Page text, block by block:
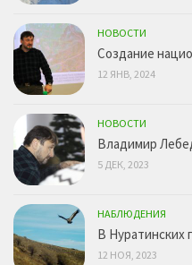
НОВОСТИ
Создание
12 ЯНВ, 2024
НОВОСТИ
Владимир
5 ДЕК, 2023
НАБЛЮДЕНИЯ
В Нуратинских
12 НОЯ, 2023